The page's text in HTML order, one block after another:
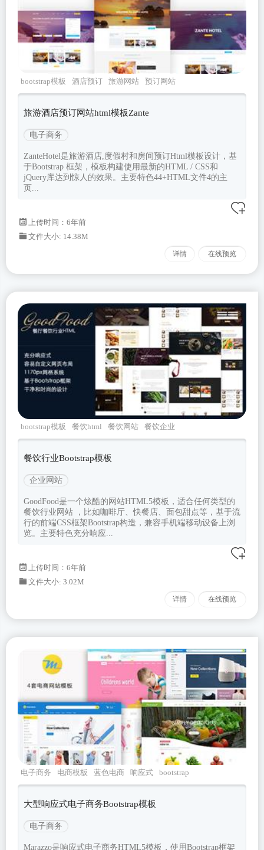
bootstrap模板 酒店预订 旅游网站
预订网站
旅游酒店预订网站html模板Zante
电子商务
ZanteHotel是旅游酒店,度假村和房间预订Html模板设计，基
于Bootstrap 框架，模板构建使用最新的HTML / CSS和
jQuery库达到惊人的效果。主要特色44+HTML文件4的主
页...
上传时间：6年前
文件大小: 14.38M
详情 在线预览
bootstrap模板 餐饮html 餐饮网站
餐饮企业
GoodFood
餐饮行业Bootstrap模板
企业网站
GoodFood是一个炫酷的网站HTML5模板，适合任何类型的
餐饮行业网站 ，比如咖啡厅、快餐店、面包甜点等，基于流
行的前端CSS框架Bootstrap构造，兼容手机端移动设备上浏
览。主要特色充分响应...
上传时间：6年前
文件大小: 3.02M
详情 在线预览
电子商务 电商模板 蓝色电商 响应式
bootstrap
模板
大型响应式电子商务Bootstrap模板
电子商务
Marazzo是响应式电子商务HTML5模板，使用Bootstrap框架